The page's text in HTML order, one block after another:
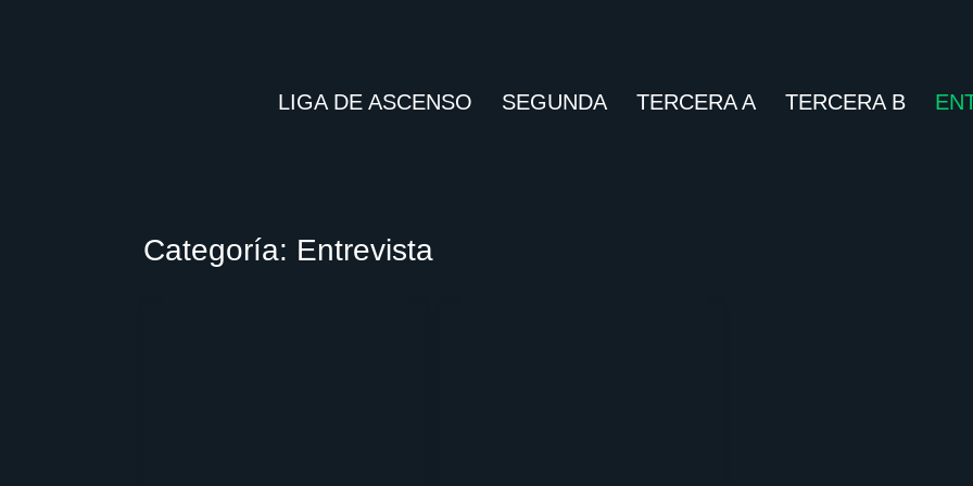
LIGA DE ASCENSO SEGUNDA TERCERA A TERCERA B
Categoría: Entrevista